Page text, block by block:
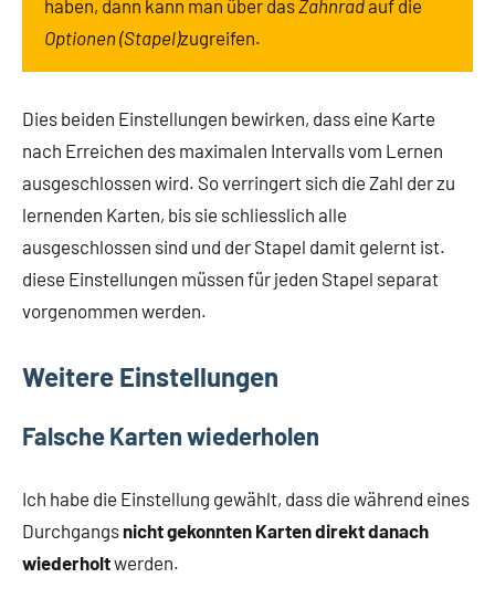
haben, dann kann man über dasZahnradauf die
Optionen (Stapel)zugreifen.
Dies beiden Einstellungen bewirken, dass eine Karte
nach Erreichen des maximalen Intervalls vom Lernen
ausgeschlossen wird. So verringert sich die Zahl der zu
lernenden Karten, bis sie schliesslich alle
ausgeschlossen sind und der Stapel damit gelernt ist.
diese Einstellungen müssen für jeden Stapel separat
vorgenommen werden.
Weitere Einstellungen
Falsche Karten wiederholen
Ich habe die Einstellung gewählt, dass die während eines
Durchgangsnicht gekonnten Karten direkt danach
wiederholtwerden.